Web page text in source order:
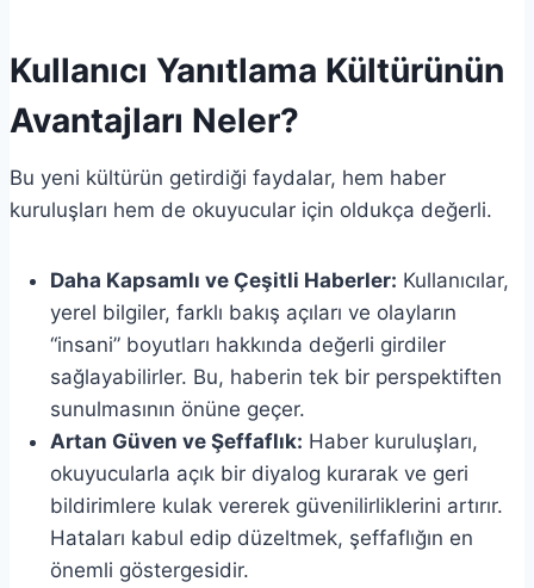
Kullanıcı Yanıtlama Kültürünün
Avantajları Neler?
Bu yeni kültürün getirdiği faydalar, hem haber
kuruluşları hem de okuyucular için oldukça değerli.
Daha Kapsamlı ve Çeşitli Haberler: Kullanıcılar,
yerel bilgiler, farklı bakış açıları ve olayların
“insani” boyutları hakkında değerli girdiler
sağlayabilirler. Bu, haberin tek bir perspektiften
sunulmasının önüne geçer.
Artan Güven ve Şeffaflık: Haber kuruluşları,
okuyucularla açık bir diyalog kurarak ve geri
bildirimlere kulak vererek güvenilirliklerini artırır.
Hataları kabul edip düzeltmek, şeffaflığın en
önemli göstergesidir.